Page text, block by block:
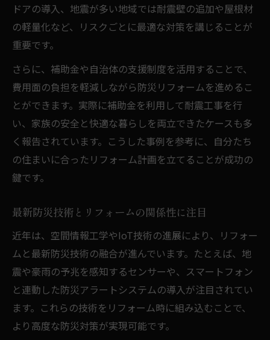
ドアの導入、地震が多い地域では耐震壁の追加や屋根材
の軽量化など、リスクごとに最適な対策を講じることが
重要です。
さらに、補助金や自治体の支援制度を活用することで、
費用面の負担を軽減しながら防災リフォームを進めるこ
とができます。実際に補助金を利用して耐震工事を行
い、家族の安全と快適な暮らしを両立できたケースも多
く報告されています。こうした事例を参考に、自分たち
の住まいに合ったリフォーム計画を立てることが成功の
鍵です。
最新防災技術とリフォームの関係性に注目
近年は、空間情報工学やIoT技術の進展により、リフォー
ムと最新防災技術の融合が進んでいます。たとえば、地
震や豪雨の予兆を感知するセンサーや、スマートフォン
と連動した防災アラートシステムの導入が注目されてい
ます。これらの技術をリフォーム時に組み込むことで、
より高度な防災対策が実現可能です。